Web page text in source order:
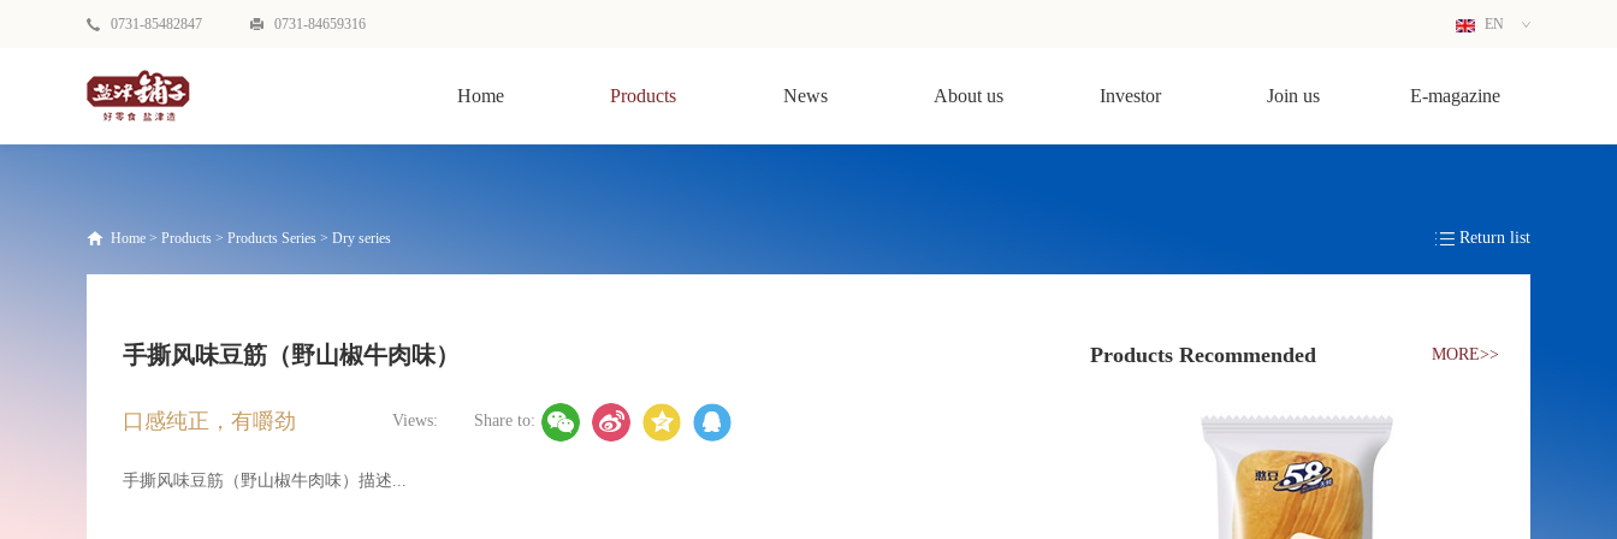
0731-85482847 0731-84659316 EN
Home Products News About us Investor Join us E-magazine
Home > Products > Products Series > Dry series Return list
手撕风味豆筋（野山椒牛肉味）
口感纯正，有嚼劲 Views: Share to:
手撕风味豆筋（野山椒牛肉味）描述...
Products Recommended MORE>>